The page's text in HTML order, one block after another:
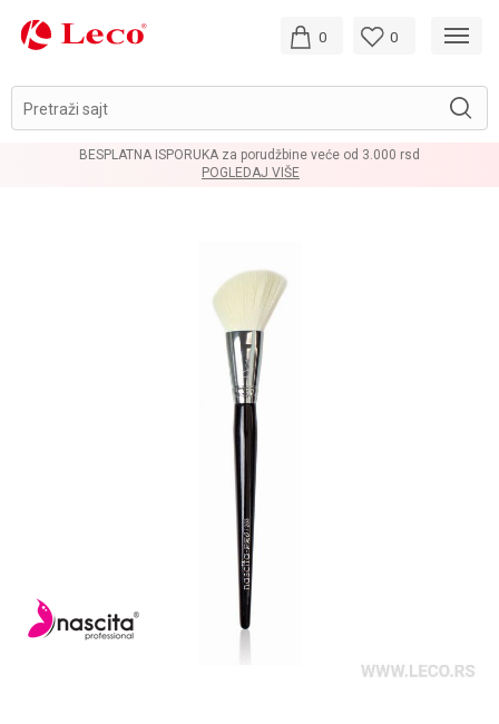
Pretraži sajt
0 0
BESPLATNA ISPORUKA za porudžbine veće od 3.000 rsd
POGLEDAJ VIŠE